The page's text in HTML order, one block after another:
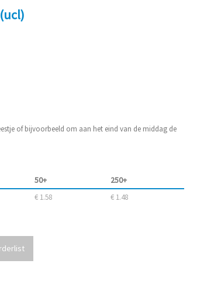
of bijvoorbeeld om aan het eind van de middag de
50+ 250+
€ 1.58 € 1.48